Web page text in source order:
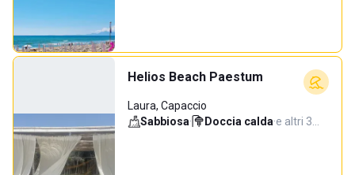
Helios Beach Paestum
Laura, Capaccio
Sabbiosa· Doccia calda·e altri 3…